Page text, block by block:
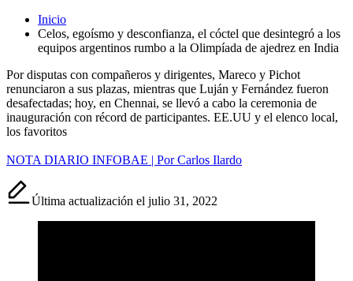
Inicio
Celos, egoísmo y desconfianza, el cóctel que desintegró a los
equipos argentinos rumbo a la Olimpíada de ajedrez en India
Por disputas con compañeros y dirigentes, Mareco y Pichot
renunciaron a sus plazas, mientras que Luján y Fernández fueron
desafectadas; hoy, en Chennai, se llevó a cabo la ceremonia de
inauguración con récord de participantes. EE.UU y el elenco local,
los favoritos
NOTA DIARIO INFOBAE | Por Carlos Ilardo
Última actualización el julio 31, 2022